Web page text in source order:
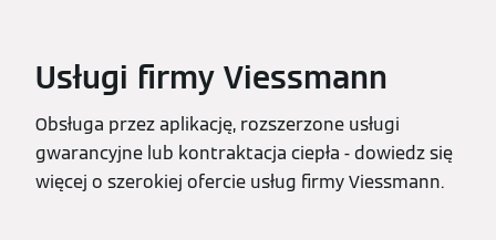
Usługi firmy Viessmann
Obsługa przez aplikację, rozszerzone usługi
gwarancyjne lub kontraktacja ciepła - dowiedz się
więcej o szerokiej ofercie usług firmy Viessmann.